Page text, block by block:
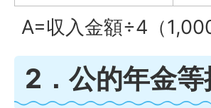
A=収入金額÷4（
2．公的年金